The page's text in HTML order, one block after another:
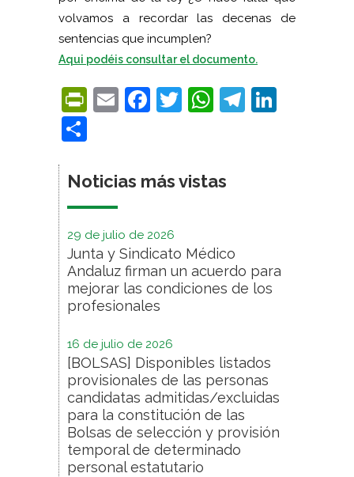
volvamos a recordar las decenas de
sentencias que incumplen?
Aqui podéis consultar el documento.
PrintFriendly
EmailFacebook
Twitter
WhatsApp
Noticias más vistas
29 de julio de 2026
Junta y Sindicato Médico
Andaluz firman un acuerdo para
mejorar las condiciones de los
profesionales
16 de julio de 2026
[BOLSAS] Disponibles listados
provisionales de las personas
candidatas admitidas/excluidas
para la constitución de las
Bolsas de selección y provisión
temporal de determinado
personal estatutario